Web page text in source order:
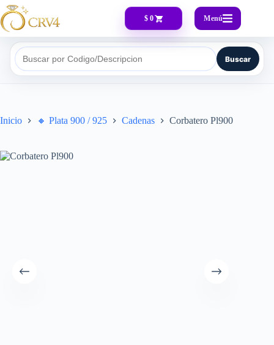
$ 0 Menú
Buscar por Codigo/Descripcion Buscar
Inicio 🔸​ Plata 900 / 925 Cadenas Corbatero Pl900